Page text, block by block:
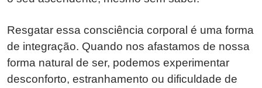
Resgatar essa consciência corporal é uma forma
de integração. Quando nos afastamos de nossa
forma natural de ser, podemos experimentar
desconforto, estranhamento ou dificuldade de